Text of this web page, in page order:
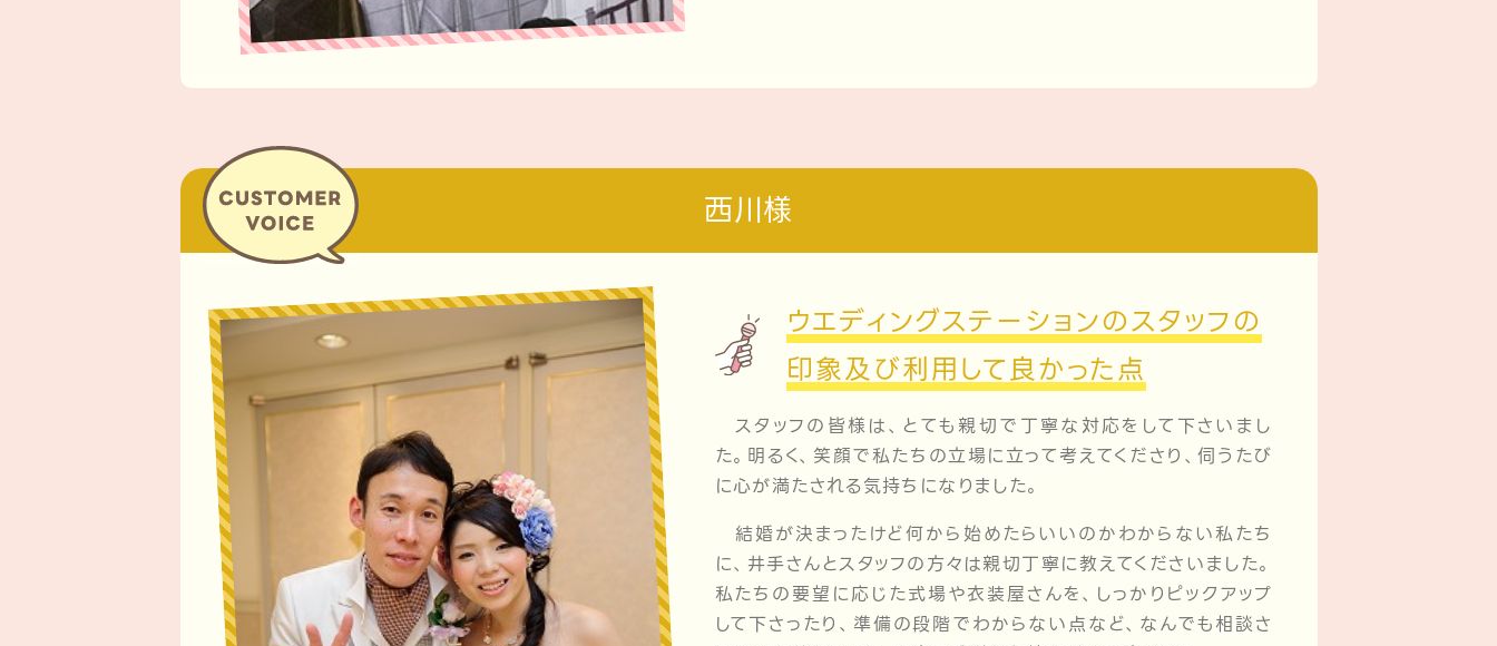
西川様
ウエディングステーションのスタッフの
印象及び利用して良かった点
スタッフの皆様は、とても親切で丁寧な対応をして下さいまし
た。明るく、笑顔で私たちの立場に立って考えてくださり、伺うたび
に心が満たされる気持ちになりました。
結婚が決まったけど何から始めたらいいのかわからない私たち
に、井手さんとスタッフの方々は親切丁寧に教えてくださいました。
私たちの要望に応じた式場や衣装屋さんを、しっかりピックアップ
して下さったり、準備の段階でわからない点など、なんでも相談さ